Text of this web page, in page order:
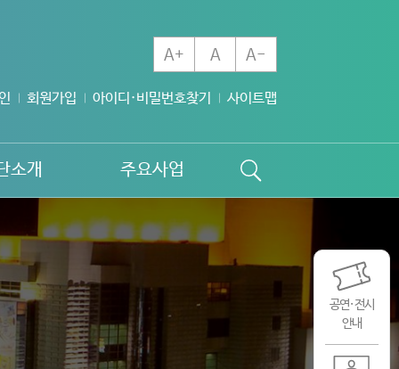
A+ A A-
회원가입 아이디·비밀번호찾기 사이트맵
소개 주요사업
공연·전시
안내